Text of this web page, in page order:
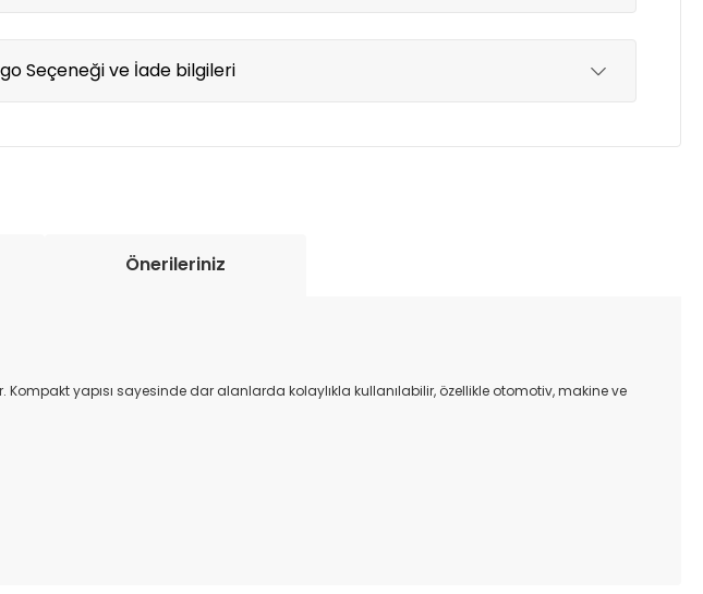
Seçeneği ve İade bilgileri
Önerileriniz
yapısı sayesinde dar alanlarda kolaylıkla kullanılabilir, özellikle otomotiv, makine ve